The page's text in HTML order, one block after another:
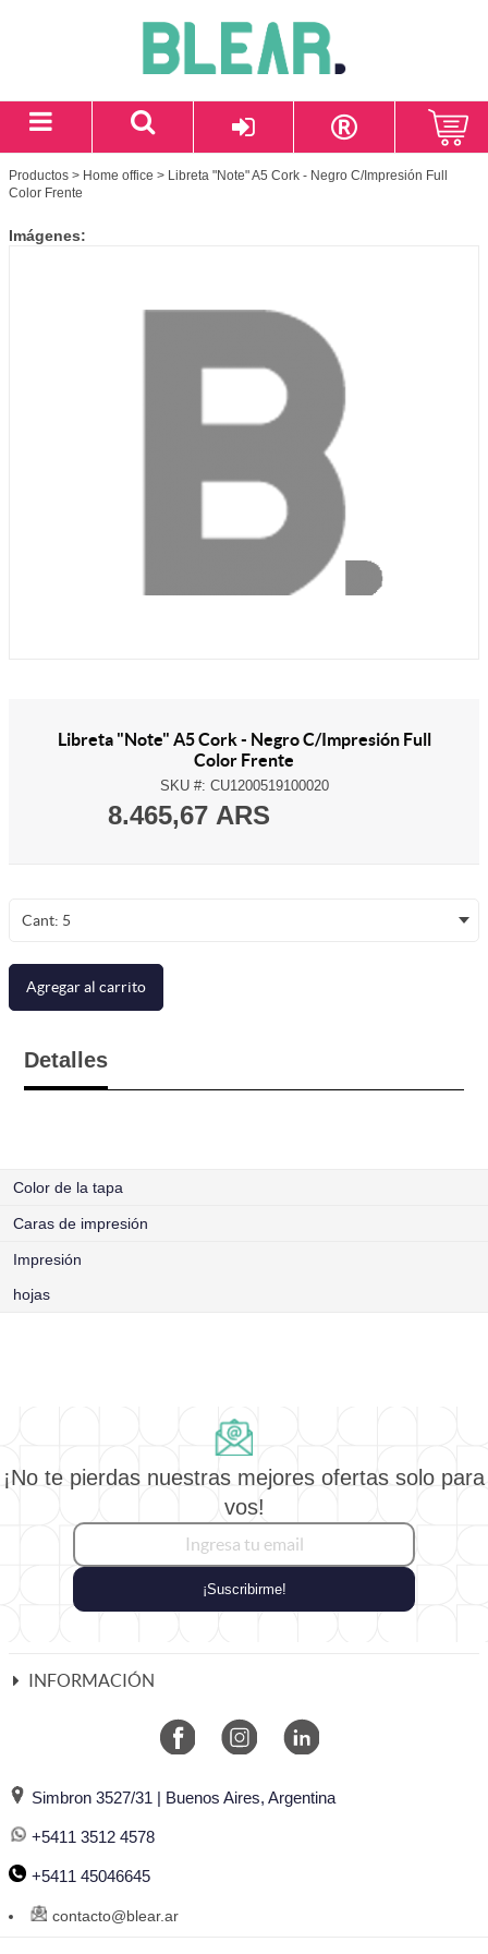
Productos > Home office > Libreta "Note" A5 Cork - Negro C/Impresión Full
Color Frente
Imágenes:
Libreta "Note" A5 Cork - Negro C/Impresión Full
Color Frente
SKU #: CU1200519100020
8.465,67 ARS
Cant: 5
Agregar al carrito
Detalles
Color de la tapa
Caras de impresión
Impresión
hojas
¡No te pierdas nuestras mejores ofertas solo para
vos!
¡Suscribirme!
INFORMACIÓN
Simbron 3527/31 | Buenos Aires, Argentina
+5411 3512 4578
+5411 45046645
contacto@blear.ar